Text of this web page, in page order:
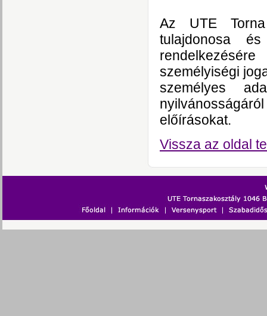
Az UTE
tulajdonosa
személyiségi
személyes
előírásokat.
Vissza az oldal